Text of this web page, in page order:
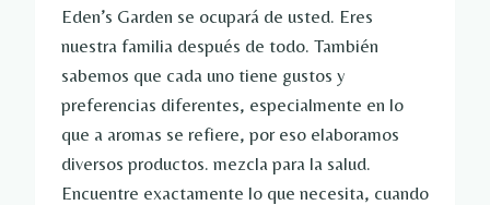
Eden’s Garden se ocupará de usted. Eres
nuestra familia después de todo. También
sabemos que cada uno tiene gustos y
preferencias diferentes, especialmente en lo
que a aromas se refiere, por eso elaboramos
diversos productos. mezcla para la salud.
Encuentre exactamente lo que necesita, cuando